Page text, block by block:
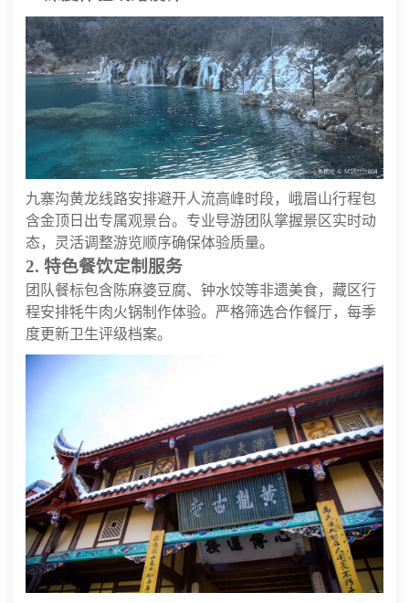
九寨沟黄龙线路安排避开人流高峰时段，峨眉山行程包
含金顶日出专属观景台。专业导游团队掌握景区实时动
态，灵活调整游览顺序确保体验质量。
2. 特色餐饮定制服务
团队餐标包含陈麻婆豆腐、钟水饺等非遗美食，藏区行
程安排牦牛肉火锅制作体验。严格筛选合作餐厅，每季
度更新卫生评级档案。